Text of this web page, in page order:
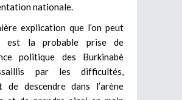
nationale.
explication que l’on peut
est la probable prise de
politique des Burkinabè
par les difficultés,
de descendre dans l’arène